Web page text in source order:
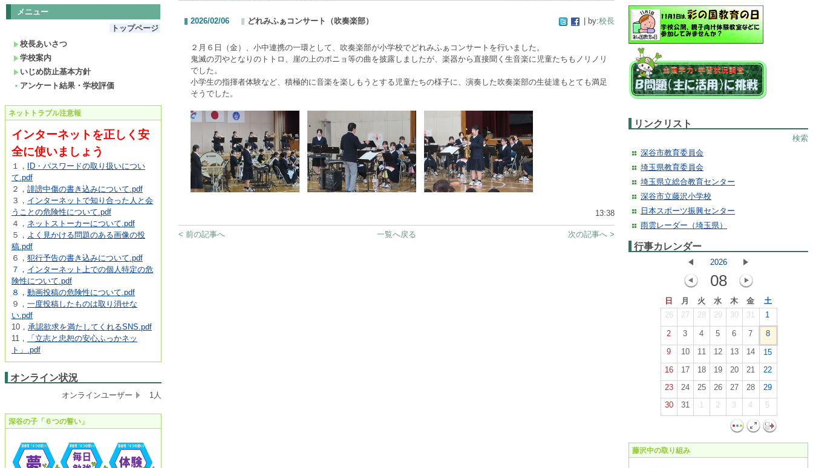
メニュー
トップページ
校長あいさつ
学校案内
いじめ防止基本方針
アンケート結果・学校評価
ネットトラブル注意報
インターネットを正しく安
全に使いましょう
１，
ID・パスワードの取り扱いについ
て.pdf
２， 誹謗中傷の書き込みについて.pdf
３， インターネットで知り合った人と会
うことの危険性について.pdf
４， ネットストーカーについて.pdf
５， よく見かける問題のある画像の投
稿.pdf
６， 犯行予告の書き込みについて.pdf
７， インターネット上での個人特定の危
険性について.pdf
８， 動画投稿の危険性について.pdf
９， 一度投稿したものは取り消せな
い.pdf
10， 承認欲求を満たしてくれるSNS.pdf
11，
「立志と忠恕の安心ふっかネッ
ト」.pdf
オンライン状況
オンラインユーザー 1人
深谷の子「６つの誓い」
2026/02/06 どれみふぁコンサート（吹奏楽部） | by:校長
２月６日（金）、小中連携の一環として、吹奏楽部が小学校でどれみふぁコンサートを行いました。
鬼滅の刃やとなりのトトロ、崖の上のポニョ等の曲を披露しましたが、楽器から直接聞く生音楽に児童たちもノリノリ
でした。
小学生の指揮者体験など、積極的に音楽を楽しもうとする児童たちの様子に、演奏した吹奏楽部の生徒達もとても満足
そうでした。
13:38
< 前の記事へ 次の記事へ >
一覧へ戻る
リンクリスト
検索
深谷市教育委員会
埼玉県教育委員会
埼玉県立総合教育センター
深谷市立藤沢小学校
日本スポーツ振興センター
雨雲レーダー（埼玉県）
行事カレンダー
2026
08
日 月 火 水 木 金
土
26
27 28 29 30 31 1
2 3 4 5 6 7
8
9
10 11 12 13 14
15
16
17 18 19 20 21
22
23
24 25 26 27 28
29
30
31 1 2 3 4 5
藤沢中の取り組み